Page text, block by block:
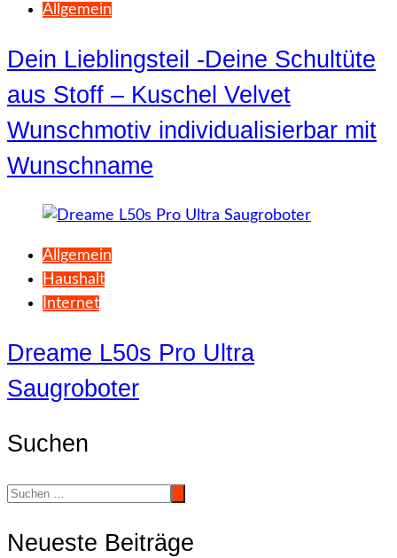
Allgemein
Dein Lieblingsteil -Deine Schultüte
aus Stoff – Kuschel Velvet
Wunschmotiv individualisierbar mit
Wunschname
Allgemein
Haushalt
Internet
Dreame L50s Pro Ultra
Saugroboter
Suchen
Neueste Beiträge